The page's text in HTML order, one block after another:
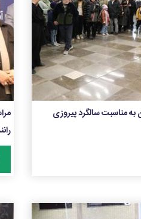
به مناسبت سالگرد پیروزی